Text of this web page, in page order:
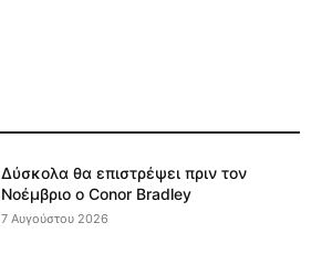
Δύσκολα θα επιστρέψει πριν τον
Νοέμβριο ο Conor Bradley
7 Αυγούστου 2026